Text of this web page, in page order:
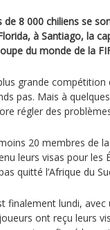
de 8 000 chiliens se
à Santiago, la
du monde de la
grande compétition
pas. Mais à
régler des
20 membres de
leurs visas pour les
quitté l’Afrique du
finalement lundi,
ont reçu leurs